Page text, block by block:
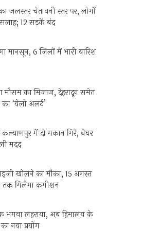
जलस्तर चेतावनी स्तर पर, लोगों
12 सड़कें बंद
मानसून, 6 जिलों में भारी बारिश
मौसम का मिजाज, देहरादून समेत
‘येलो अलर्ट’
में दो मकान गिरे, बेघर
मदद
खोलने का मौका, 15 अगस्त
मिलेगा कमीशन
भगवा लहराया, अब हिमालय के
का नया प्रयोग